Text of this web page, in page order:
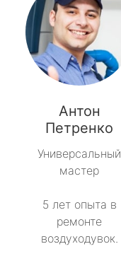
Антон
Петренко
Универсальный
мастер
5 лет опыта в
ремонте
воздуходувок.